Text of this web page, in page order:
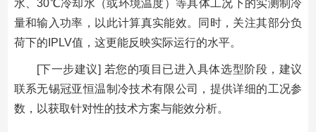
水、30℃冷却水（或环境温度）等具体工况下的实测制冷
量和输入功率，以此计算真实能效。同时，关注其部分负
荷下的IPLV值，这更能反映实际运行的水平。
[下一步建议] 若您的项目已进入具体选型阶段，建议
联系无锡冠亚恒温制冷技术有限公司，提供详细的工况参
数，以获取针对性的技术方案与能效分析。